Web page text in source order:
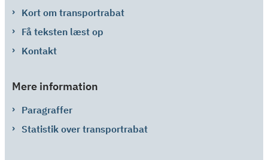
Kort om transportrabat
Få teksten læst op
Kontakt
Mere information
Paragraffer
Statistik over transportrabat